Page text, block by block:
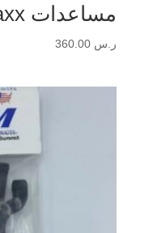
مساعدات x-maxx
ر.س